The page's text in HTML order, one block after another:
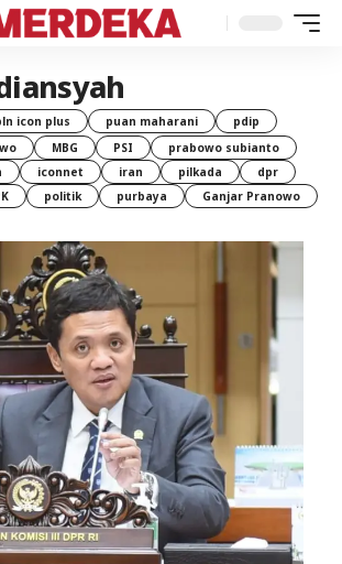
icon plus puan maharani
pdip
MBG PSI
prabowo subianto
iconnet iran pilkada
dpr
politik purbaya Ganjar Pranowo